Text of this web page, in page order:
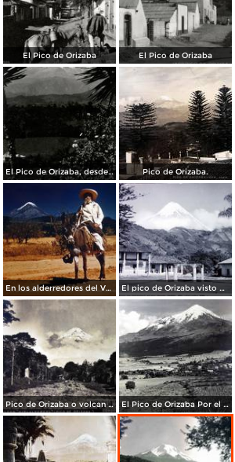
El Pico de Orizaba El Pico de Orizaba
El Pico de Orizaba, desde Coscomatepec Pico de Orizaba.
En los alderredores del Volcan Citlaltepetl o Pico de Orizaba Veracruz . El pico de Orizaba visto desde Santa Ana( Circulada el 3 de Agosto de 1952 )..
Pico de Orizaba o volcan CITLALTEPETL ( 26 de Marzo de 1907 ) El Pico de Orizaba Por el fotografo Hugo Brehme.